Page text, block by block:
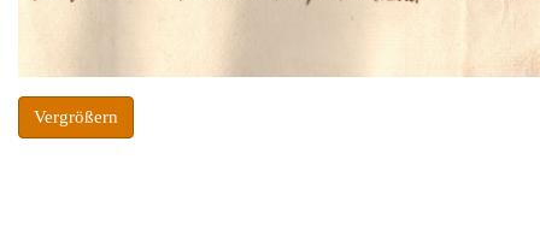
Vergrößern